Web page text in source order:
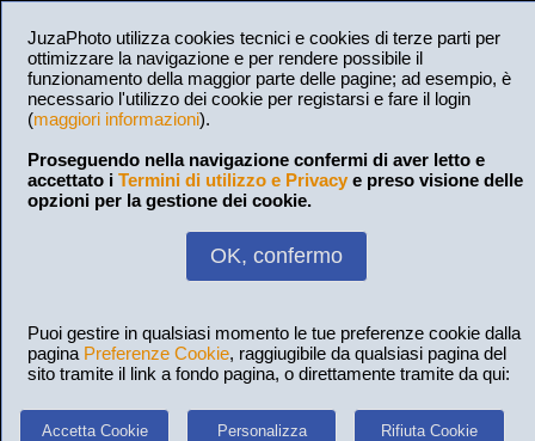
JuzaPhoto utilizza cookies tecnici e cookies di terze parti per
ottimizzare la navigazione e per rendere possibile il
funzionamento della maggior parte delle pagine; ad esempio, è
necessario l'utilizzo dei cookie per registarsi e fare il login
(maggiori informazioni).
Proseguendo nella navigazione confermi di aver letto e
accettato i Termini di utilizzo e Privacy e preso visione delle
opzioni per la gestione dei cookie.
OK, confermo
Puoi gestire in qualsiasi momento le tue preferenze cookie dalla
pagina Preferenze Cookie, raggiugibile da qualsiasi pagina del
sito tramite il link a fondo pagina, o direttamente tramite da qui:
Accetta Cookie Personalizza Rifiuta Cookie